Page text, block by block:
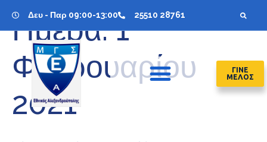
Δευ - Παρ 09:00-13:00 25510 28761
ΓΙΝΕ
ΜΕΛΟΣ
Ημέρα:1
Φεβρουαρίου
2021